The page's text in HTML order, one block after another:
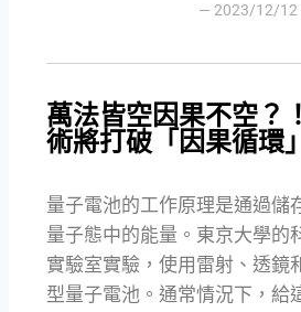
— 2023/12/12
萬法皆空因果不空？
術將打破「因果循環」
量子電池的工作原理是通過儲
量子態中的能量。東京大學的
實驗室實驗，使用雷射、透鏡
型量子電池。通常情況下，給